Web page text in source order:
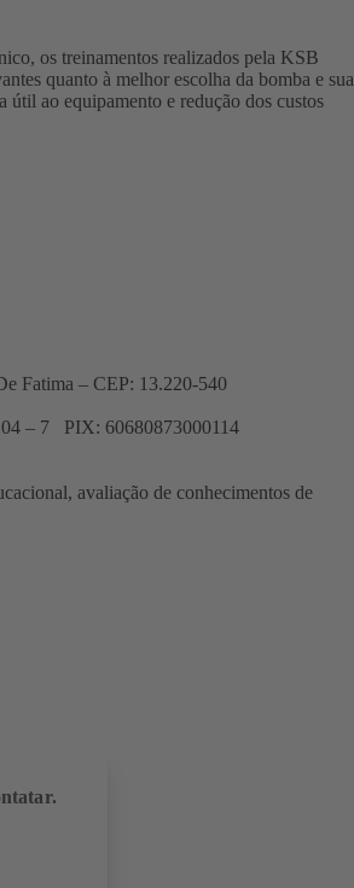
os treinamentos realizados pela KSB
quanto à melhor escolha da bomba e sua
ao equipamento e redução dos custos
Fatima – CEP: 13.220-540
– 7 PIX: 60680873000114
avaliação de conhecimentos de